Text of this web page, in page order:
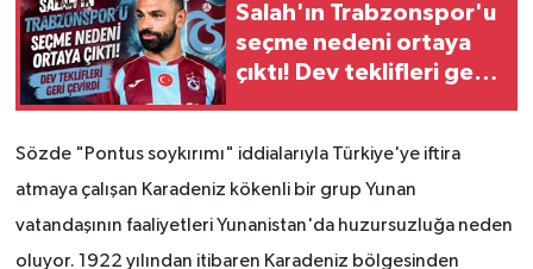
Salah'ın Trabzonspor'u
seçme nedeni ortaya
çıktı! Dev teklifleri geri
Sözde "Pontus soykırımı" iddialarıyla Türkiye'ye iftira
atmaya çalışan Karadeniz kökenli bir grup Yunan
vatandaşının faaliyetleri Yunanistan'da huzursuzluğa neden
oluyor. 1922 yılından itibaren Karadeniz bölgesinden